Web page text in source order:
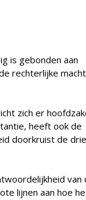
is gebonden aan
rechterlijke
zich er
heeft ook de
doorkruist de
van
lijnen aan hoe